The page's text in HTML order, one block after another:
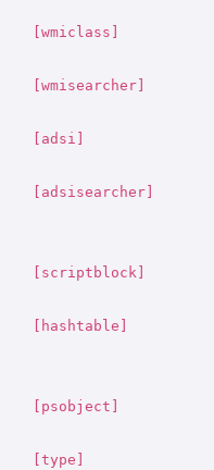
[wmiclass]
[wmisearcher]
[adsi]
[adsisearcher]
[scriptblock]
[hashtable]
[psobject]
[type]